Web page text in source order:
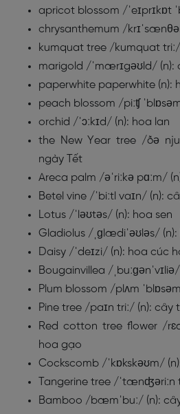
apricot blossom /ˈeɪprɪkɒt
chrysanthemum /
kumquat tree /kumquat
marigold /ˈmærɪgəʊld/ (n):
paperwhite paperwhite (n):
peach blossom /piːʧ
orchid /ˈɔːkɪd/ (n): hoa lan
the New Year tree /ðə
ngày Tết
Areca palm /əˈriːkə pɑːm/
Betel vine /ˈbiːtl vaɪn/ (n):
Lotus /ˈləʊtəs/ (n): hoa sen
Gladiolus /ˌɡlædiˈəʊləs/
Daisy /ˈdeɪzi/ (n): hoa cúc
Bougainvillea /
Plum blossom /plʌm
Pine tree /paɪn triː/ (n): cây
Red cotton tree flower /
hoa gạo
Cockscomb /ˈkɒkskəʊm/
Tangerine tree /ˈtænʤəriːn
Bamboo /bæmˈbuː/ (n):